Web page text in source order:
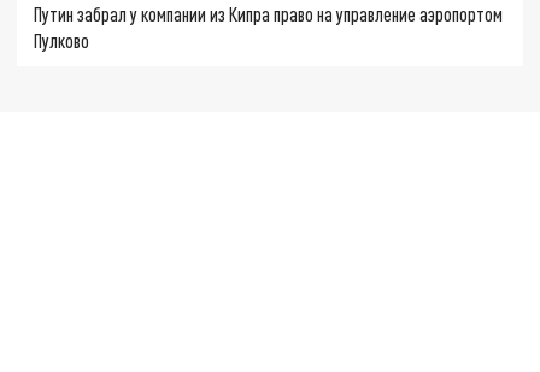
Путин забрал у компании из Кипра право на управление аэропортом
Пулково